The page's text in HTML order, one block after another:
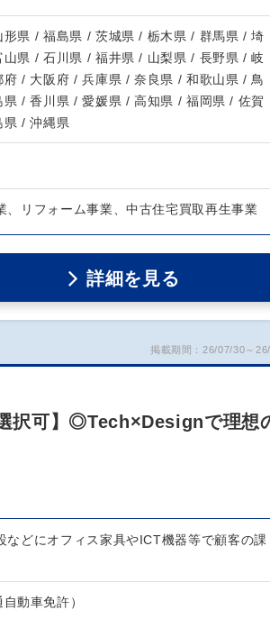
県 / 福島県 / 茨城県 / 栃木県 / 群馬県 / 埼
県 / 石川県 / 福井県 / 山梨県 / 長野県 / 岐
/ 大阪府 / 兵庫県 / 奈良県 / 和歌山県 / 鳥
/ 香川県 / 愛媛県 / 高知県 / 福岡県 / 佐賀
/ 沖縄県
リフォーム事業、中古住宅買取再生事業
詳細を見る
掲載期間：26/07/30～
択可】◎Tech×Designで理想
どにオフィス家具やICT機器等で顧客の課
動車免許）